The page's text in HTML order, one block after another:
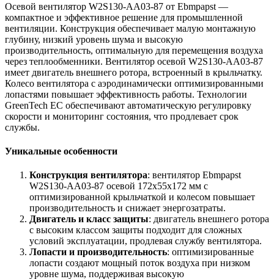
Осевой вентилятор W2S130-AA03-87 от Ebmpapst —
компактное и эффективное решение для промышленной
вентиляции. Конструкция обеспечивает малую монтажную
глубину, низкий уровень шума и высокую
производительность, оптимальную для перемещения воздуха
через теплообменники. Вентилятор осевой W2S130-AA03-87
имеет двигатель внешнего ротора, встроенный в крыльчатку.
Колесо вентилятора с аэродинамически оптимизированными
лопастями повышает эффективность работы. Технологии
GreenTech EC обеспечивают автоматическую регулировку
скорости и мониторинг состояния, что продлевает срок
службы.
Уникальные особенности
Конструкция вентилятора: вентилятор Ebmpapst
W2S130-AA03-87 осевой 172х55х172 мм с
оптимизированной крыльчаткой и колесом повышает
производительность и снижает энергозатраты.
Двигатель и класс защиты: двигатель внешнего ротора
с высоким классом защиты подходит для сложных
условий эксплуатации, продлевая службу вентилятора.
Лопасти и производительность: оптимизированные
лопасти создают мощный поток воздуха при низком
уровне шума, поддерживая высокую